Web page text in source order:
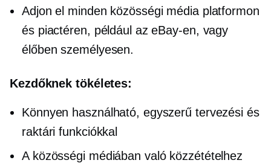
Adjon el minden közösségi média platformon
és piactéren, például az eBay-en, vagy
élőbenszemélyesen.
Kezdőknek tökéletes:
Könnyen használható, egyszerű tervezési és
raktári funkciókkal
A közösségi médiában való közzétételhez